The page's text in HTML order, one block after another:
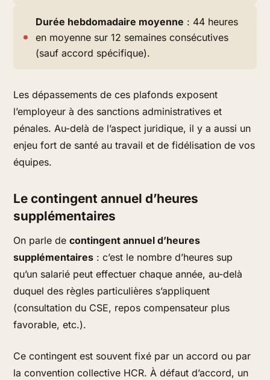
Durée hebdomadaire moyenne : 44 heures
en moyenne sur 12 semaines consécutives
(sauf accord spécifique).
Les dépassements de ces plafonds exposent
l’employeur à des sanctions administratives et
pénales. Au-delà de l’aspect juridique, il y a aussi un
enjeu fort de santé au travail et de fidélisation de vos
équipes.
Le contingent annuel d’heures
supplémentaires
On parle decontingent annuel d’heures
supplémentaires : c’est le nombre d’heures sup
qu’un salarié peut effectuer chaque année, au-delà
duquel des règles particulières s’appliquent
(consultation du CSE, repos compensateur plus
favorable, etc.).
Ce contingent est souvent fixé par un accord ou par
la convention collective HCR. À défaut d’accord, un